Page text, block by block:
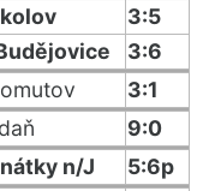
3:5
3:6
3:1
9:0
n/J
5:6p